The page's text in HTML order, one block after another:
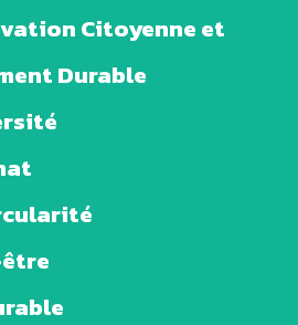
Citoyenne et
Durable